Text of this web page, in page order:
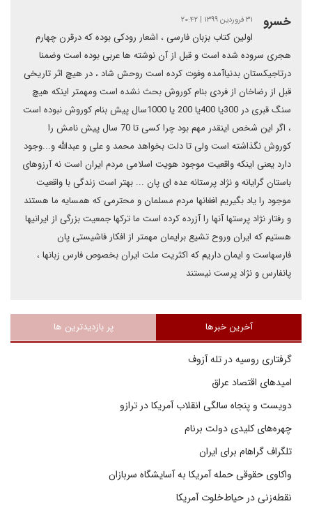
خسرو ۳۱ فروردین ۱۳۹۹ | ۲۰:۴۲
اولین کتاب بزبان فارسی ، اشعار رودکی بوده که درقرن چهارم
هجری سروده شده است و قبل از آن نوشته ها عربی بوده است وضمنا
درتاجیکستان بدنیاآمده وفوت کرده است روحش شاد ، در هیچ اثر تاریخی
قبل از رضاخان از فردی بنام کوروش بحث نشده است ومهمتر اینکه هیچ
سنگ قبری در 300یا 400یا 200 یا 1000سال پیش بنام کوروش نبوده است
، اگر این شخص اینقدر مهم بود چرا کسی تا 70 سال پیش نامش را
کوروش نگذاشته است ولی تا دلت بخواهد محمد و علی و عبدالله و...وجود
دارد یعنی اینکه واقعیت موجود هویت اسلامی مردم ایران است نه آرزوهای
باستان گرایانه و نژاد پرستانه عده ای پان ... بهتر است زندگی با واقعیت
موجود را یاد بگیریم افغانها مردم مسلمان و محترمی که همسایه ما هستند
و رفتار نژاد پرستها آنها را آزرده کرده است ما ترکها جمعیت بزرگی از ایرانیها
هستیم که ایران وروح تشیع برایمان مهمتر از افکار فاشیستی پان
فارسهاست و ایمان داریم که اکثریت ملت ایران بخصوص فارس زبانها ،
پانفارس و نژاد پرست نیستند
آخرین خبرها پر بازدیدترین ها
گرفتاری روسیه در تله آزوف
امیدهای اقتصاد عراق
دویست و پنجاه سالگی انقلاب آمریکا در ترازو
چهره‌های کلیدی دولت برنام
تلگراف گراهام برای ایران
واکاوی حقوقی حمله آمریکا به آسایشگاه سربازان
نقطه‌زنی در حیاط‌خلوت آمریکا